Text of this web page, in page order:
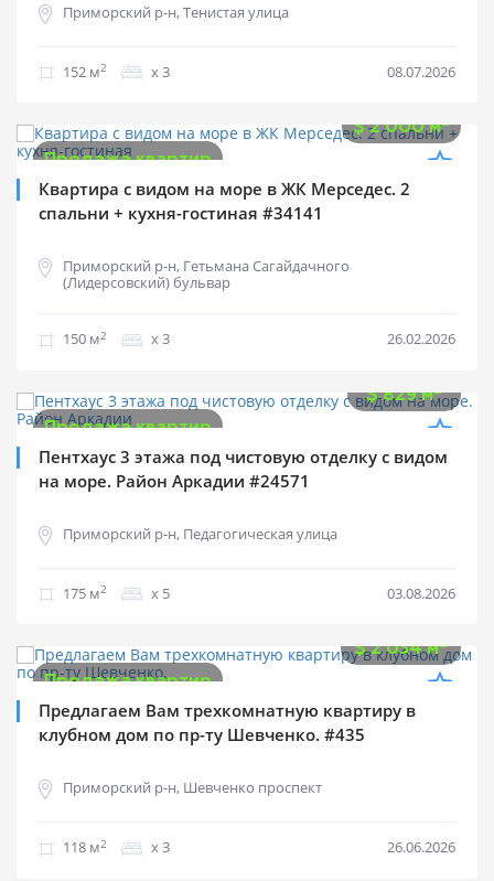
Приморский р-н, Тенистая улица
152 м2 х 3 08.07.2026
$2 000 м2
Продажа квартир
Квартира с видом на море в ЖК Мерседес. 2
спальни + кухня-гостиная #34141
Приморский р-н, Гетьмана Сагайдачного
(Лидерсовский) бульвар
150 м2 х 3 26.02.2026
$829 м2
Продажа квартир
Пентхаус 3 этажа под чистовую отделку с видом
на море. Район Аркадии #24571
Приморский р-н, Педагогическая улица
175 м2 х 5 03.08.2026
$2 034 м2
Продажа квартир
Предлагаем Вам трехкомнатную квартиру в
клубном дом по пр-ту Шевченко. #435
Приморский р-н, Шевченко проспект
118 м2 х 3 26.06.2026